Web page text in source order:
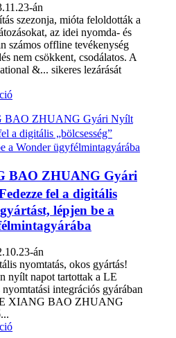
án
szezonja, mióta feloldották a
az idei nyomda- és
számos offline tevékenység
nem csökkent, csodálatos. A
&... sikeres lezárását
BAO ZHUANG Gyári
fel a digitális
gyártást, lépjen be a
án
nyomtatás, okos gyártás!
nyílt napot tartottak a LE
integrációs gyárában
XIANG BAO ZHUANG